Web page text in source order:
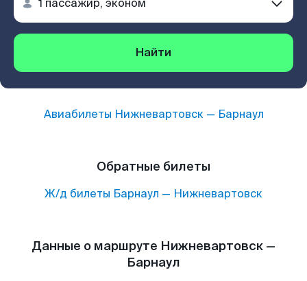
Найти
Авиабилеты Нижневартовск— Барнаул
Обратные билеты
Ж/д билеты Барнаул — Нижневартовск
Данные о маршруте Нижневартовск —
Барнаул